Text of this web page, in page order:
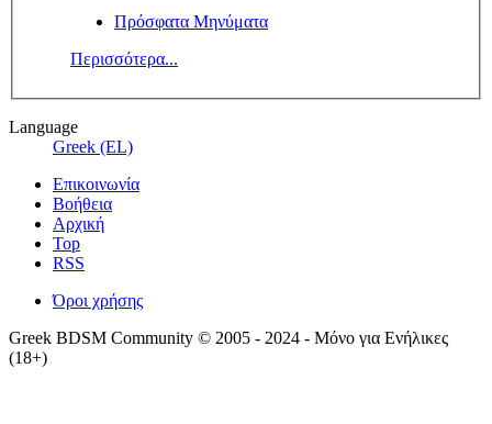
Πρόσφατα Μηνύματα
Περισσότερα...
Language
Greek (EL)
Επικοινωνία
Βοήθεια
Αρχική
Top
RSS
Όροι χρήσης
Greek BDSM Community © 2005 - 2024 - Μόνο για Ενήλικες
(18+)